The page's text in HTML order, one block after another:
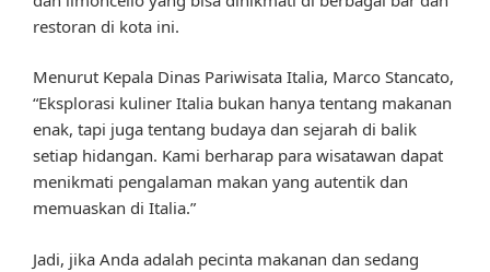
restoran di kota ini.
Menurut Kepala Dinas Pariwisata Italia, Marco Stancato,
“Eksplorasi kuliner Italia bukan hanya tentang makanan
enak, tapi juga tentang budaya dan sejarah di balik
setiap hidangan. Kami berharap para wisatawan dapat
menikmati pengalaman makan yang autentik dan
memuaskan di Italia.”
Jadi, jika Anda adalah pecinta makanan dan sedang